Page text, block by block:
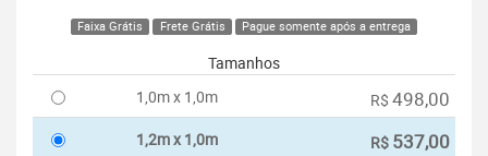
Faixa Grátis Frete Grátis Pague somente após a entrega
Tamanhos
1,0m x 1,0m
R$ 498,00
1,2m x 1,0m R$ 537,00